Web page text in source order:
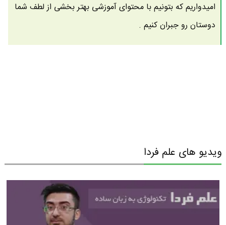
امیدواریم که بتونیم با محتوای آموزشی بهتر بخشی از لطف شما
دوستان رو جبران کنیم .
ویدیو های علم فردا